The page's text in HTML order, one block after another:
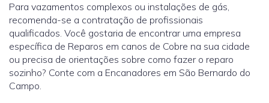
Para vazamentos complexos ou instalações de gás,
recomenda-se a contratação de profissionais
qualificados. Você gostaria de encontrar uma empresa
específica de Reparos em canos de Cobre na sua cidade
ou precisa de orientações sobre como fazer o reparo
sozinho? Conte com a Encanadores em São Bernardo do
Campo.